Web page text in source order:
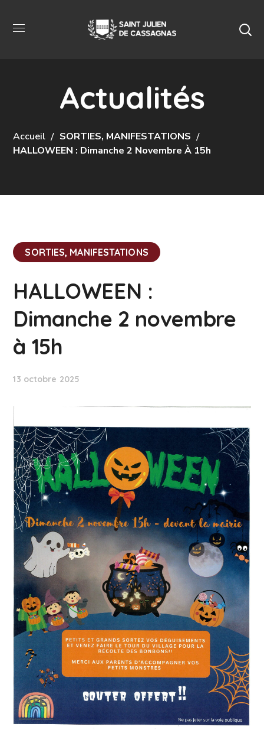
Actualités
Accueil
SORTIES, MANIFESTATIONS
HALLOWEEN : Dimanche 2 Novembre À 15h
SORTIES, MANIFESTATIONS
HALLOWEEN :
Dimanche 2 novembre
à 15h
13 octobre 2025